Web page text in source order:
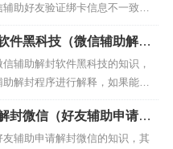
恶意...
助好友验证绑卡信息不一致对
各位有所帮助，不要忘了收藏
览：1、我微信被限制了 为什么
解除都显示的绑卡信息不一
两...
件黑科技（微信辅助解封
辅助解封软件黑科技的知识，
解封程序进行解释，如果能碰
问题，别忘了关注本站（微信
始吧！本文目录一览：1、微信
2、微信被限制聊天了，没有好
封微信（好友辅助申请解
辅助申请解封微信的知识，其